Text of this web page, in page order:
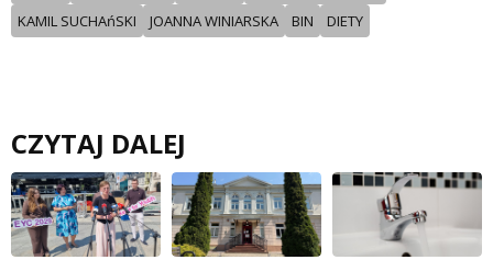
KAMIL SUCHAńSKI
JOANNA WINIARSKA BIN DIETY
CZYTAJ DALEJ